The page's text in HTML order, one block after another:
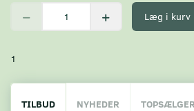
Læg i kurv
1
TILBUD NYHEDER